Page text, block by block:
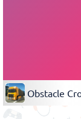
Obstacle